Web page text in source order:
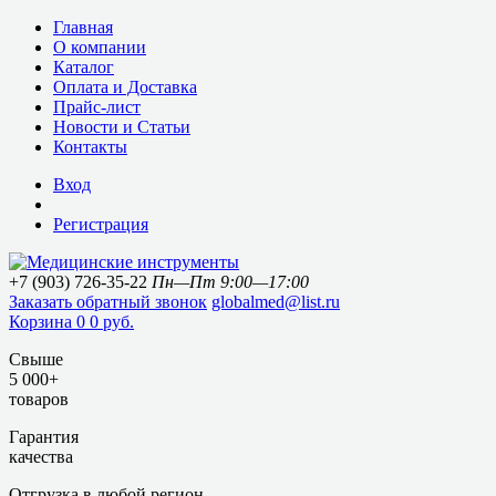
Главная
О компании
Каталог
Оплата и Доставка
Прайс-лист
Новости и Статьи
Контакты
Вход
Регистрация
+7 (903) 726-35-22 Пн—Пт 9:00—17:00
Заказать обратный звонок globalmed@list.ru
Корзина 0 0 руб.
Свыше
5 000+
товаров
Гарантия
качества